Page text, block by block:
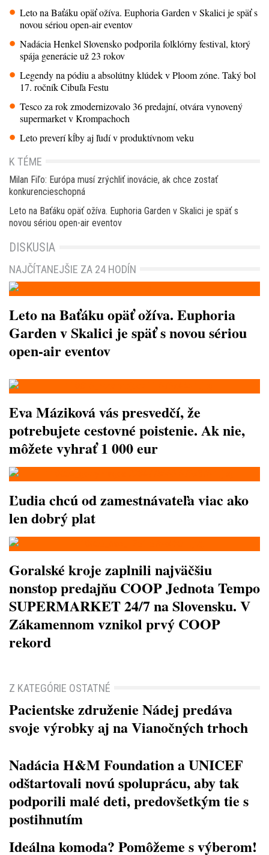
Leto na Baťáku opäť ožíva. Euphoria Garden v Skalici je späť s
novou sériou open-air eventov
Nadácia Henkel Slovensko podporila folklórny festival, ktorý
spája generácie už 23 rokov
Legendy na pódiu a absolútny klúdek v Ploom zóne. Taký bol
17. ročník Cibuľa Festu
Tesco za rok zmodernizovalo 36 predajní, otvára vynovený
supermarket v Krompachoch
Leto preverí kĺby aj ľudí v produktívnom veku
K TÉME
Milan Fiľo: Európa musí zrýchliť inovácie, ak chce zostať
konkurencieschopná
Leto na Baťáku opäť ožíva. Euphoria Garden v Skalici je späť s
novou sériou open-air eventov
DISKUSIA
NAJČÍTANEJŠIE ZA 24 HODÍN
Leto na Baťáku opäť ožíva. Euphoria
Garden v Skalici je späť s novou sériou
open-air eventov
Eva Máziková vás presvedčí, že
potrebujete cestovné poistenie. Ak nie,
môžete vyhrať 1 000 eur
Ľudia chcú od zamestnávateľa viac ako
len dobrý plat
Goralské kroje zaplnili najväčšiu
nonstop predajňu COOP Jednota Tempo
SUPERMARKET 24/7 na Slovensku. V
Zákamennom vznikol prvý COOP
rekord
Z KATEGÓRIE OSTATNÉ
Pacientske združenie Nádej predáva
svoje výrobky aj na Vianočných trhoch
Nadácia H&M Foundation a UNICEF
odštartovali novú spoluprácu, aby tak
podporili malé deti, predovšetkým tie s
postihnutím
Ideálna komoda? Pomôžeme s výberom!